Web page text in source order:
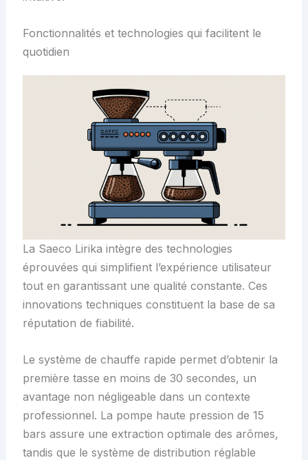
Fonctionnalités et technologies qui facilitent le
quotidien
La Saeco Lirika intègre des technologies
éprouvées qui simplifient l’expérience utilisateur
tout en garantissant une qualité constante. Ces
innovations techniques constituent la base de sa
réputation de fiabilité.
Le système de chauffe rapide permet d’obtenir la
première tasse en moins de 30 secondes, un
avantage non négligeable dans un contexte
professionnel. La pompe haute pression de 15
bars assure une extraction optimale des arômes,
tandis que le système de distribution réglable